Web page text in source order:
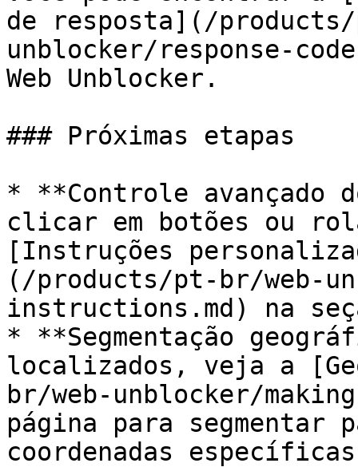
de resposta](/
unblocker/response-
Web Unblocker.
### Próximas etapas
* **Controle avançado
clicar em botões ou
[Instruções
(/products/pt-br/web-
instructions.md) na
* **Segmentação
localizados, veja a
br/web-unblocker/
página para segmentar
coordenadas